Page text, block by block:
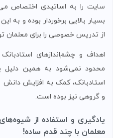
سایت را به اساتیدی اختصاص
بسیار بالایی برخوردار بوده و
از تدریس خصوصی را برای معلمان
اهداف و چشم‌اندازهای
محدود نمی‌شود به همین دلیل
استادبانک، کمک به افزایش
و گروهی نیز بوده است.
یادگیری و استفاده از
معلمان با چند قدم ساده!